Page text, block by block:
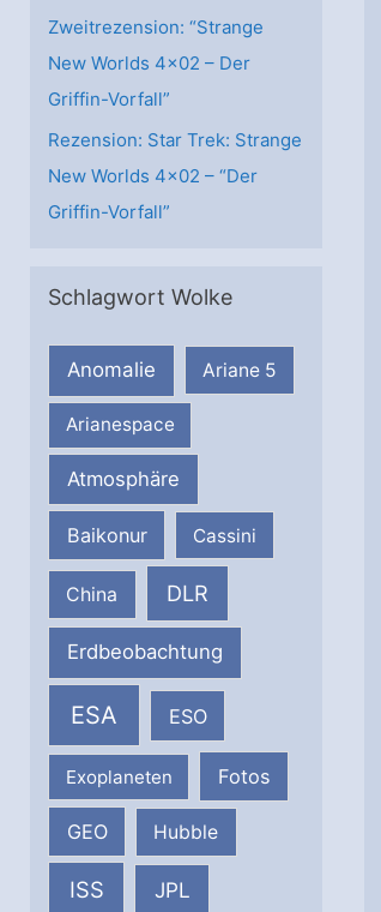
Zweitrezension: “Strange
New Worlds 4×02 – Der
Griffin-Vorfall”
Rezension: Star Trek: Strange
New Worlds 4×02 – “Der
Griffin-Vorfall”
Schlagwort Wolke
Anomalie Ariane 5
Arianespace
Atmosphäre
Baikonur Cassini
China DLR
Erdbeobachtung
ESA ESO
Exoplaneten Fotos
GEO Hubble
ISS JPL